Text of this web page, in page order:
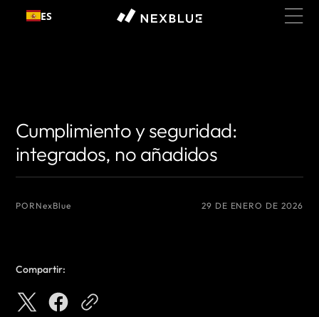
Ir al
contenido
ES
Cumplimiento y seguridad:
integrados, no añadidos
POR NexBlue 29 DE ENERO DE 2026
Compartir: